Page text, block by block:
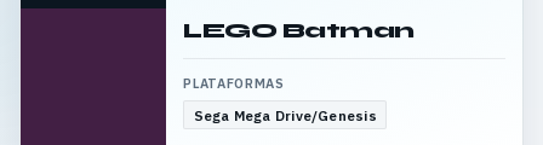
LEGO Batman
PLATAFORMAS
Sega Mega Drive/Genesis